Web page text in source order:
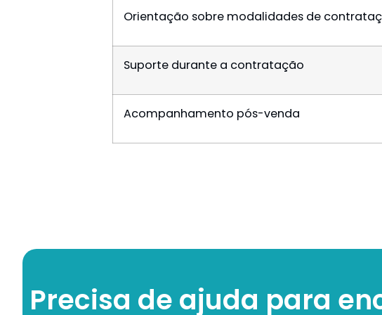
Orientação sobre modalidades de
Suporte durante a contratação
Acompanhamento pós-venda
Precisa de ajuda para